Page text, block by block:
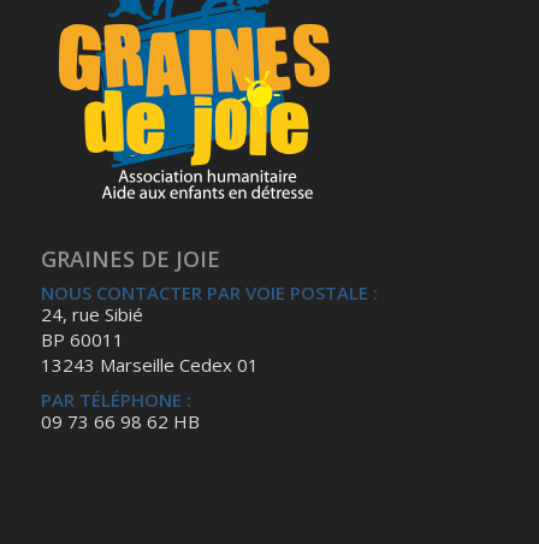
GRAINES DE JOIE
NOUS CONTACTER PAR VOIE POSTALE :
24, rue Sibié
BP 60011
13243 Marseille Cedex 01
PAR TÉLÉPHONE :
09 73 66 98 62 HB